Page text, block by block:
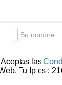
las
Tu Ip es :